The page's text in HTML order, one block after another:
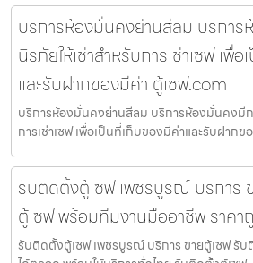
บริการห้องมั่นคงย่านสีลม บริกา
นิรภัยให้เช่าสำหรับการเช่าเซฟ เพื่
และรับฝากของมีค่า ตู้เซฟ.com
บริการห้องมั่นคงย่านสีลม บริการห้องมั่นคงมีก
การเช่าเซฟ เพื่อเป็นที่เก็บของมีค่าและรับฝากข
รับติดตั้งตู้เซฟ เพชรบูรณ์ บริการ
ตู้เซฟ พร้อมทีมงานมืออาชีพ ราคา
รับติดตั้งตู้เซฟ เพชรบูรณ์ บริการ ขายตู้เซฟ รั